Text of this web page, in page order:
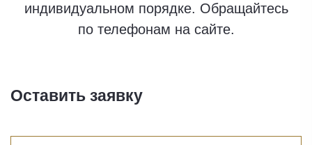
индивидуальном порядке. Обращайтесь
по телефонам на сайте.
Оставить заявку